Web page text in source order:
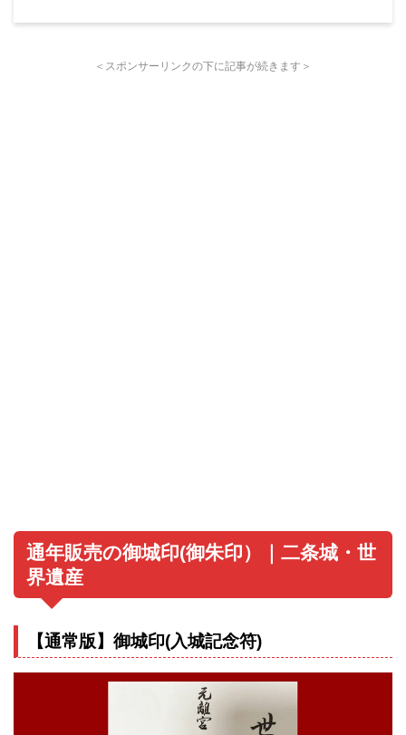
＜スポンサーリンクの下に記事が続きます＞
通年販売の御城印(御朱印）｜二条城・世
界遺産
【通常版】御城印(入城記念符)